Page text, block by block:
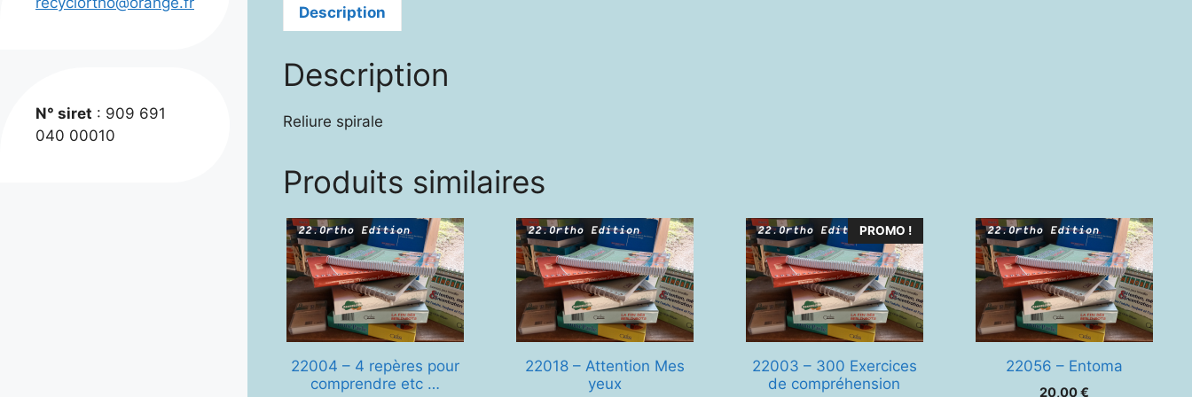
Description
Description
Reliure spirale
Produits similaires
22004 – 4 repères pour
comprendre etc …
22018 – Attention Mes
yeux
PROMO !
22003 – 300 Exercices
de compréhension
22056 – Entoma
20,00€
N° siret : 909 691
040 00010